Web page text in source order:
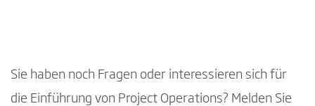
Sie haben noch Fragen oder interessieren sich für
die Einführung von Project Operations? Melden Sie